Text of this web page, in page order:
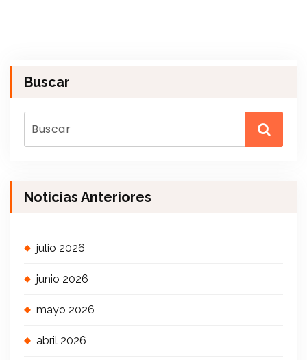
Buscar
Noticias Anteriores
julio 2026
junio 2026
mayo 2026
abril 2026